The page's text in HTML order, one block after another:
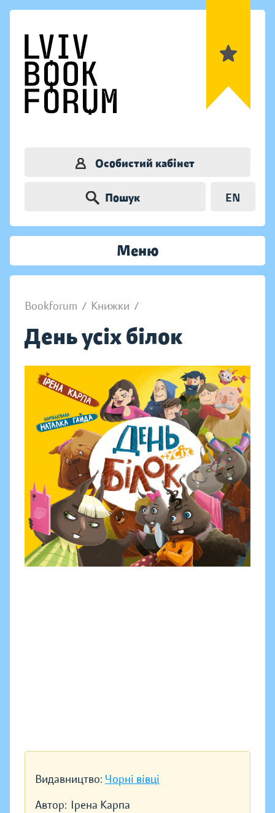
Особистий кабінет
Пошук EN
Меню
Bookforum / Книжки /
День усіх білок
Видавництво: Чорні вівці
Автор: Ірена Карпа